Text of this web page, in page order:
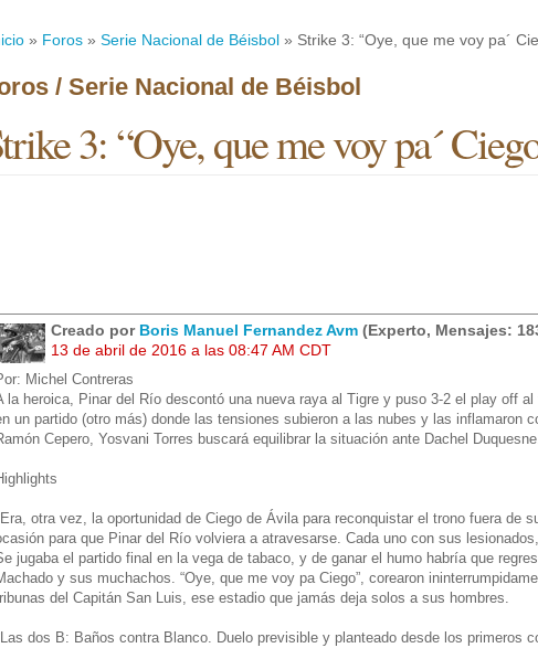
» Foros » Serie Nacional de Béisbol » Strike 3: “Oye, que me voy pa´
/ Serie Nacional de Béisbol
3: “Oye, que me voy pa´
Creado por Boris Manuel Fernandez Avm (Experto, Mensajes:
13 de abril de 2016 a las 08:47 AM CDT
Michel Contreras
la heroica, Pinar del Río descontó una nueva raya al Tigre y puso 3-2 el play off
un partido (otro más) donde las tensiones subieron a las nubes y las inflamaron
Cepero, Yosvani Torres buscará equilibrar la situación ante Dachel
otra vez, la oportunidad de Ciego de Ávila para reconquistar el trono fuera de
para que Pinar del Río volviera a atravesarse. Cada uno con sus
jugaba el partido final en la vega de tabaco, y de ganar el humo habría que
y sus muchachos. “Oye, que me voy pa Ciego”, corearon
del Capitán San Luis, ese estadio que jamás deja solos a sus hombres.
dos B: Baños contra Blanco. Duelo previsible y planteado desde los primeros